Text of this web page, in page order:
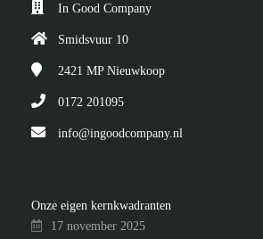
In Good Company
Smidsvuur 10
2421 MP Nieuwkoop
0172 201095
info@ingoodcompany.nl
Onze eigen kernkwadranten
17 november 2025